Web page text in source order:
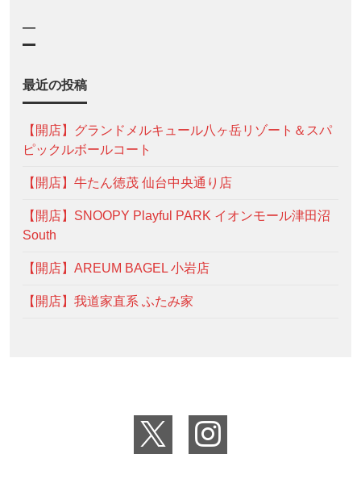
—
最近の投稿
【開店】グランドメルキュール八ヶ岳リゾート＆スパ
ピックルボールコート
【開店】牛たん徳茂 仙台中央通り店
【開店】SNOOPY Playful PARK イオンモール津田沼
South
【開店】AREUM BAGEL 小岩店
【開店】我道家直系 ふたみ家